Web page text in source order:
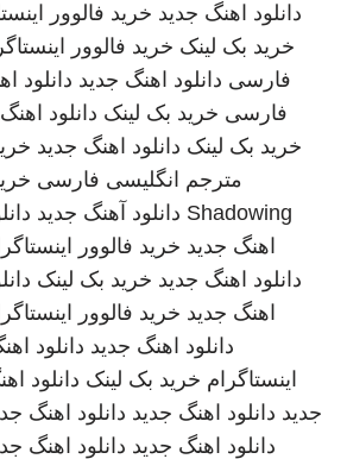
دانلود اهنگ جدید خرید فالوور
خرید بک لینک خرید فالوور
فارسی دانلود اهنگ جدید دانلود
فارسی خرید بک لینک دانلود
خرید بک لینک دانلود اهنگ جدید
مترجم انگلیسی فارسی
Shadowing دانلود آهنگ جدید
اهنگ جدید خرید فالوور
دانلود اهنگ جدید خرید بک لینک
اهنگ جدید خرید فالوور
دانلود اهنگ جدید دانلود
اینستاگرام خرید بک لینک دانلود
جدید دانلود اهنگ جدید دانلود اهنگ
دانلود اهنگ جدید دانلود اهنگ